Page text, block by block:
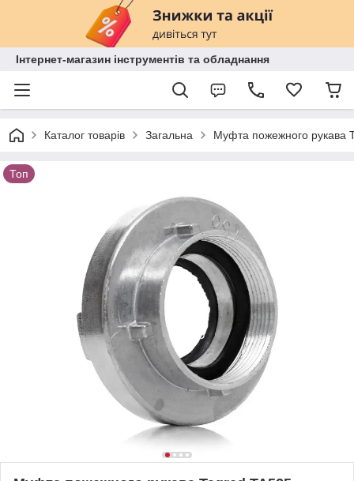
Інтернет-магазин інструментів та обладнання
Каталог товарів Загальна Муфта пожежного рукава
Топ